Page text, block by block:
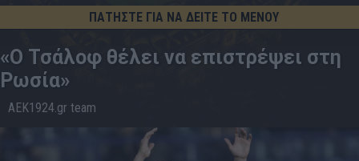
ΠΑΤΗΣΤΕ ΓΙΑ ΝΑ ΔΕΙΤΕ ΤΟ ΜΕΝΟΥ
«Ο Τσάλοφ θέλει να επιστρέψει στη
Ρωσία»
AEK1924.gr team